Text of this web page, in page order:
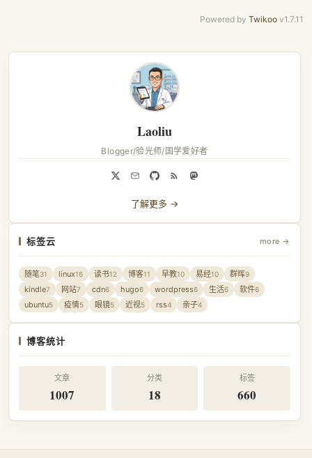
Powered by Twikoo v1.7.11
Laoliu
Blogger/验光师/国学爱好者
了解更多 →
标签云 more →
随笔31 linux16 读书12 博客11 早教10 易经10 群晖9
kindle7 网站7 cdn6 hugo6 wordpress6 生活6 软件6
ubuntu5 疫情5 眼镜5 近视5 rss4 亲子4
博客统计
文章
1007
分类
18
标签
660